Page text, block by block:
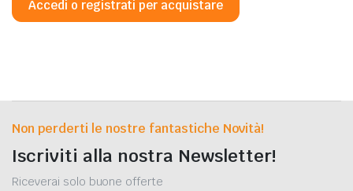
Accedi o registrati per acquistare
Non perderti le nostre fantastiche Novità!
Iscriviti alla nostra Newsletter!
Riceverai solo buone offerte